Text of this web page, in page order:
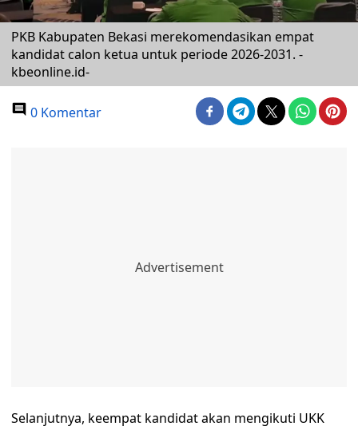
PKB Kabupaten Bekasi merekomendasikan empat
kandidat calon ketua untuk periode 2026-2031. -
kbeonline.id-
0 Komentar
Selanjutnya, keempat kandidat akan mengikuti UKK